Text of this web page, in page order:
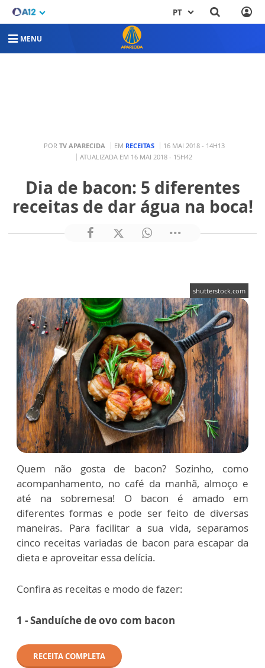
PT
MENU
POR TV APARECIDA EM RECEITAS
16 MAI 2018 - 14H13
ATUALIZADA EM 16 MAI 2018 - 15H42
Dia de bacon: 5 diferentes
receitas de dar água na boca!
shutterstock.com
Quem não gosta de bacon? Sozinho, como
acompanhamento, no café da manhã, almoço e
até na sobremesa! O bacon é amado em
diferentes formas e pode ser feito de diversas
maneiras. Para facilitar a sua vida, separamos
cinco receitas variadas de bacon para escapar da
dieta e aproveitar essa delícia.
Confira as receitas e modo de fazer:
1 - Sanduíche de ovo com bacon
RECEITA COMPLETA